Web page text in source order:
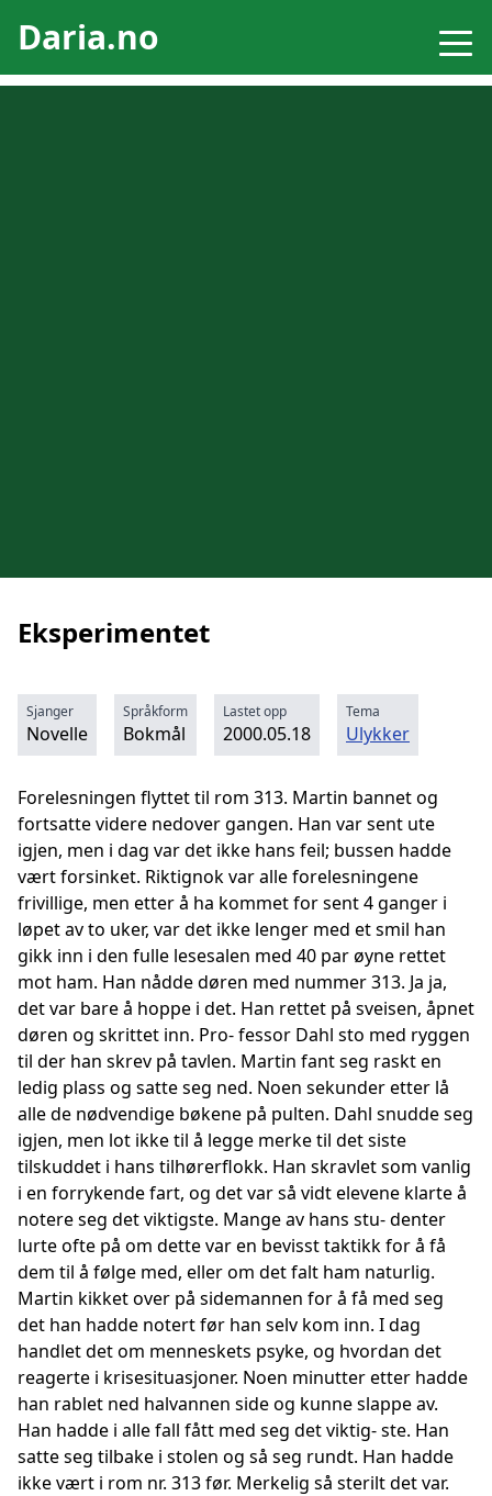
Daria.no
Eksperimentet
Sjanger
Novelle
Språkform
Bokmål
Lastet opp
2000.05.18
Tema
Ulykker
Forelesningen flyttet til rom 313. Martin bannet og
fortsatte videre nedover gangen. Han var sent ute
igjen, men i dag var det ikke hans feil; bussen hadde
vært forsinket. Riktignok var alle forelesningene
frivillige, men etter å ha kommet for sent 4 ganger i
løpet av to uker, var det ikke lenger med et smil han
gikk inn i den fulle lesesalen med 40 par øyne rettet
mot ham. Han nådde døren med nummer 313. Ja ja,
det var bare å hoppe i det. Han rettet på sveisen, åpnet
døren og skrittet inn. Pro- fessor Dahl sto med ryggen
til der han skrev på tavlen. Martin fant seg raskt en
ledig plass og satte seg ned. Noen sekunder etter lå
alle de nødvendige bøkene på pulten. Dahl snudde seg
igjen, men lot ikke til å legge merke til det siste
tilskuddet i hans tilhørerflokk. Han skravlet som vanlig
i en forrykende fart, og det var så vidt elevene klarte å
notere seg det viktigste. Mange av hans stu- denter
lurte ofte på om dette var en bevisst taktikk for å få
dem til å følge med, eller om det falt ham naturlig.
Martin kikket over på sidemannen for å få med seg
det han hadde notert før han selv kom inn. I dag
handlet det om menneskets psyke, og hvordan det
reagerte i krisesituasjoner. Noen minutter etter hadde
han rablet ned halvannen side og kunne slappe av.
Han hadde i alle fall fått med seg det viktig- ste. Han
satte seg tilbake i stolen og så seg rundt. Han hadde
ikke vært i rom nr. 313 før. Merkelig så sterilt det var.